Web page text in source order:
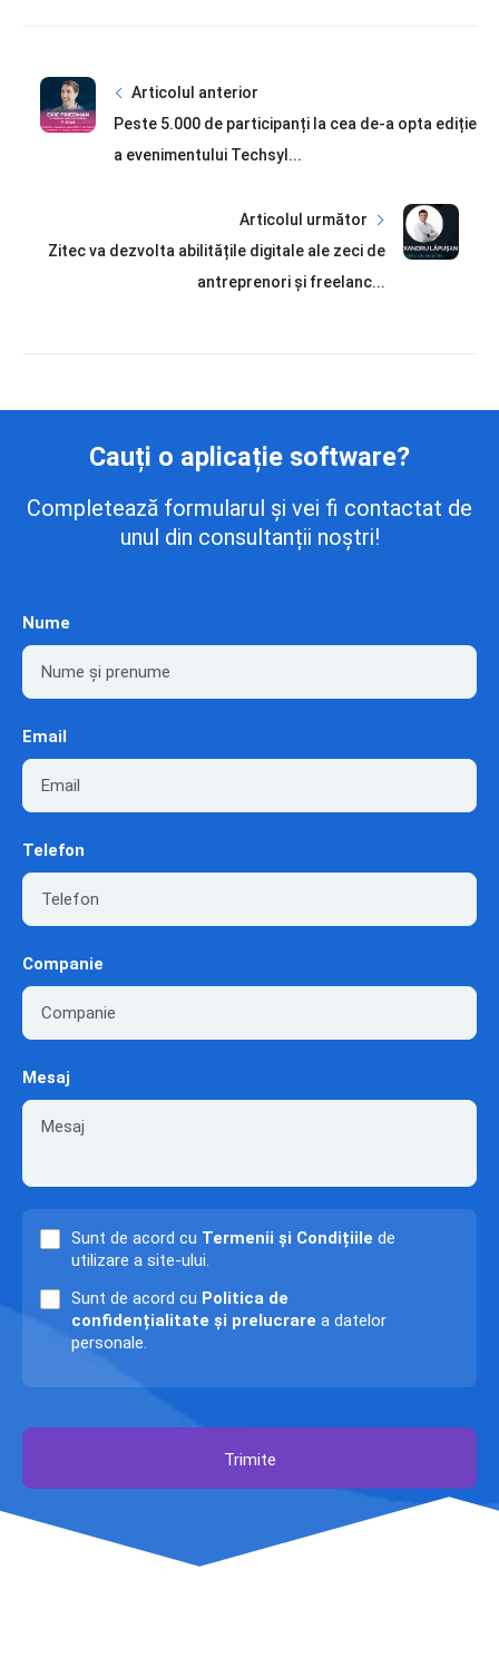
Articolul anterior
Peste 5.000 de participanți la cea de-a opta ediție
a evenimentului Techsyl...
Articolul următor
Zitec va dezvolta abilitățile digitale ale zeci de
antreprenori și freelanc...
Cauți o aplicație software?
Completează formularul și vei fi contactat de
unul din consultanții noștri!
Nume
Email
Telefon
Companie
Mesaj
Sunt de acord cu Termenii și Condițiile de
utilizare a site-ului.
Sunt de acord cu Politica de
confidențialitate și prelucrare a datelor
personale.
Trimite